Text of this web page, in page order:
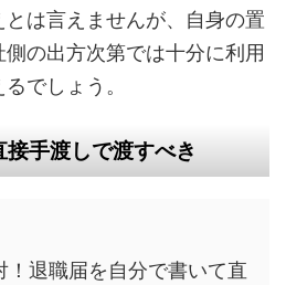
は言えませんが、自身の置
の出方次第では十分に利用
でしょう。
手渡しで渡すべき
！退職届を自分で書いて直